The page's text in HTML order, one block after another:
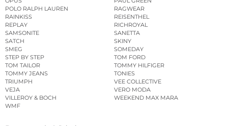
POLO RALPH LAUREN
RAGWEAR
RAINKISS
REISENTHEL
REPLAY
RICHROYAL
SAMSONITE
SANETTA
SATCH
SKINY
SMEG
SOMEDAY
STEP BY STEP
TOM FORD
TOM TAILOR
TOMMY HILFIGER
TOMMY JEANS
TONIES
TRIUMPH
VEE COLLECTIVE
VEJA
VERO MODA
VILLEROY & BOCH
WEEKEND MAX MARA
WMF